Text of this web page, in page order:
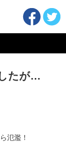
たが…
氾濫！